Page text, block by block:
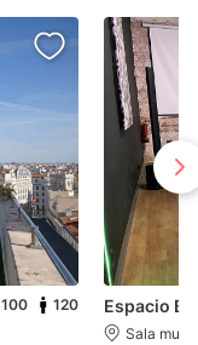
100
120
Espacio
Sala